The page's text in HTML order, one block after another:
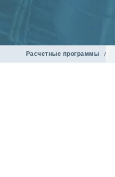
Расчетные программы /